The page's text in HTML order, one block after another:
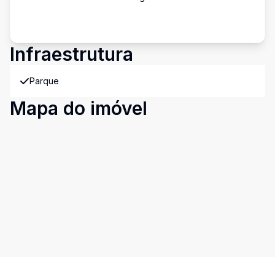
Infraestrutura
Parque
Mapa do imóvel